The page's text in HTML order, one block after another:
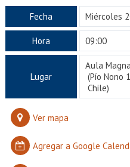
Académicos
Egresados
Fecha Miércoles
Hora 09:00
Lugar
Aula
(Pío Nono
Chile)
Ver mapa
Agregar a Google